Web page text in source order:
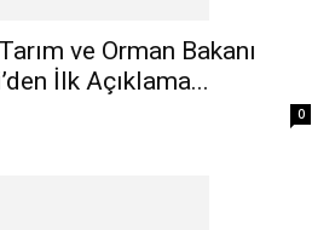
ve Orman Bakanı
İlk Açıklama...
0